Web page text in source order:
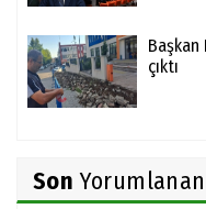
çıktı
Son